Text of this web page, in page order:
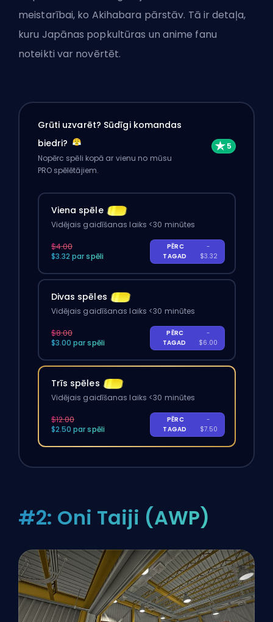
meistarībai, ko Akihabara pārstāv. Tā ir detaļa,
kuru Japānas popkultūras un anime fanu
noteikti var novērtēt.
Grūti uzvarēt? Sūdīgi komandas
biedri?
Nopērc spēli kopā ar vienu no mūsu
PRO spēlētājiem.
Viena spēle
Vidējais gaidīšanas laiks <30 minūtes
$4.00
$3.32 par spēli
PĒRC
TAGAD
-
$3.32
Divas spēles
Vidējais gaidīšanas laiks <30 minūtes
$8.00
$3.00 par spēli
PĒRC
TAGAD
-
$6.00
Trīs spēles
Vidējais gaidīšanas laiks <30 minūtes
$12.00
$2.50 par spēli
PĒRC
TAGAD
-
$7.50
#2: Oni Taiji (AWP)